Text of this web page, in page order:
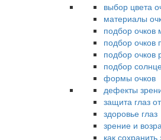
выбор цвета
материалы
подбор очков
подбор
подбор очков
подбор
формы очков
дефекты
защита глаз
здоровье глаз
зрение и
как